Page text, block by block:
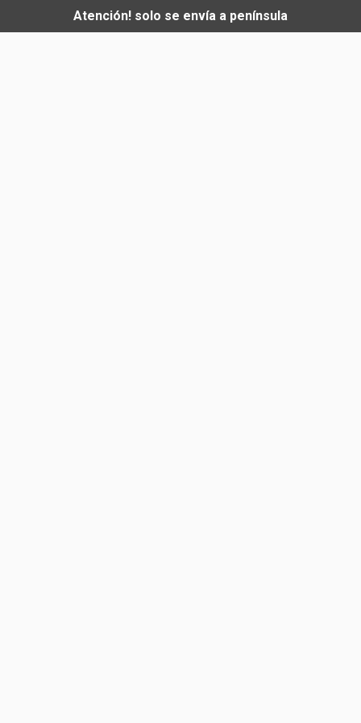
Atención! solo se envía a península